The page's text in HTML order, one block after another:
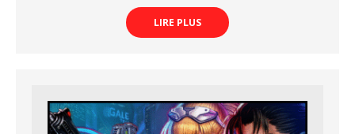
LIRE PLUS